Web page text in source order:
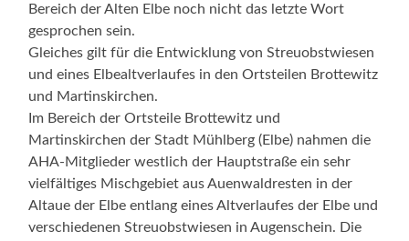
Bereich der Alten Elbe noch nicht das letzte Wort
gesprochen sein.
Gleiches gilt für die Entwicklung von Streuobstwiesen
und eines Elbealtverlaufes in den Ortsteilen Brottewitz
und Martinskirchen.
Im Bereich der Ortsteile Brottewitz und
Martinskirchen der Stadt Mühlberg (Elbe) nahmen die
AHA-Mitglieder westlich der Hauptstraße ein sehr
vielfältiges Mischgebiet aus Auenwaldresten in der
Altaue der Elbe entlang eines Altverlaufes der Elbe und
verschiedenen Streuobstwiesen in Augenschein. Die